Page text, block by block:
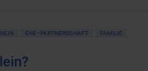
EHE • PARTNERSCHAFT
FAMILIE